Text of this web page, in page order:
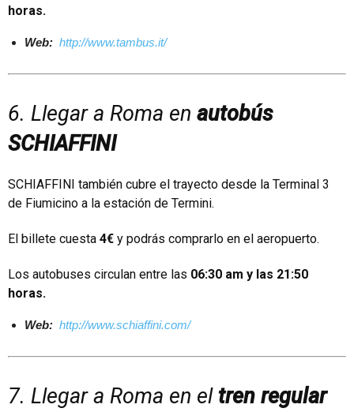
horas.
Web: http://www.tambus.it/
6. Llegar a Roma en autobús
SCHIAFFINI
SCHIAFFINI también cubre el trayecto desde la Terminal 3
de Fiumicino a la estación de Termini.
El billete cuesta 4€ y podrás comprarlo en el aeropuerto.
Los autobuses circulan entre las 06:30 am y las 21:50
horas.
Web: http://www.schiaffini.com/
7. Llegar a Roma en eltren regular